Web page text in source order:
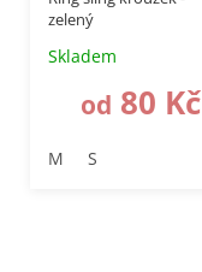
zelený
Skladem
od 80 Kč
M S